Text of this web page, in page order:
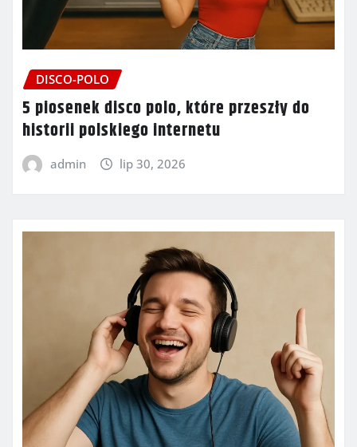
DISCO-POLO
5 piosenek disco polo, które przeszły do
historii polskiego internetu
admin lip 30, 2026